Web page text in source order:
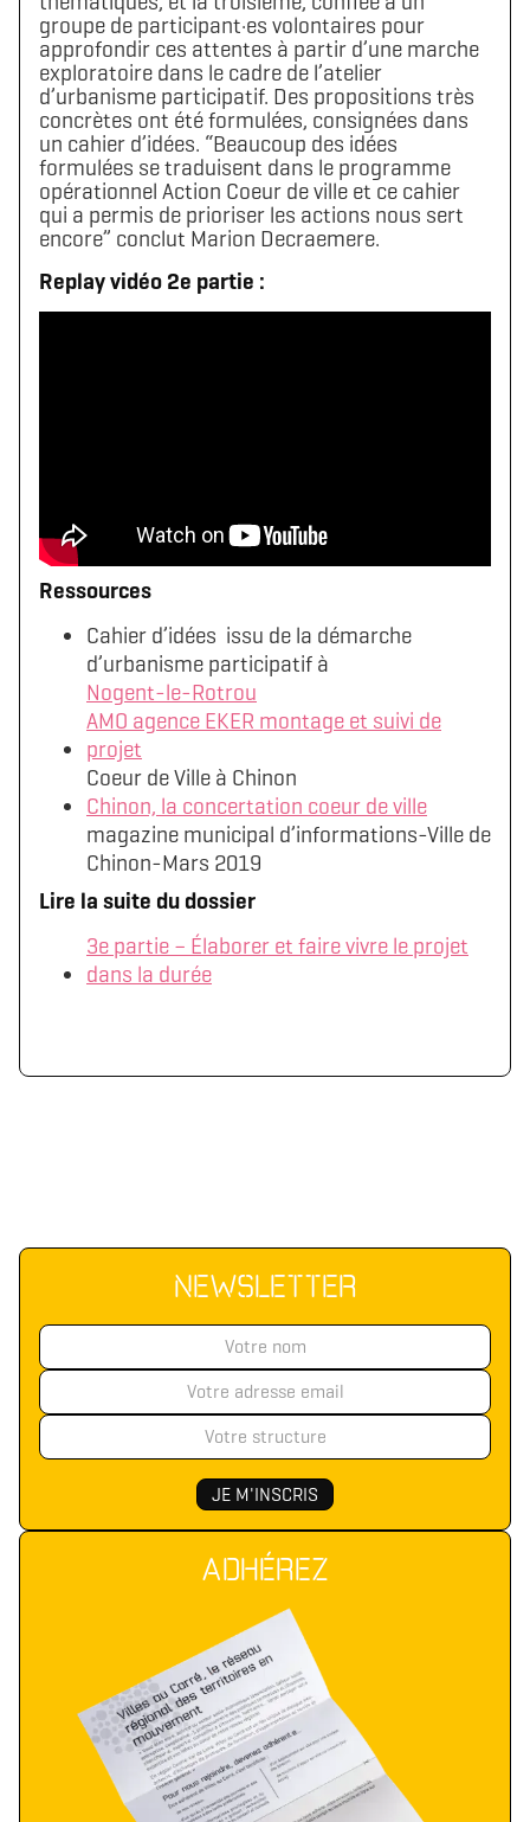
(format .svg)
(format .zip)
groupe de participant·es volontaires pour
approfondir ces attentes à partir d’une marche
exploratoire dans le cadre de l’atelier
d’urbanisme participatif. Des propositions très
concrètes ont été formulées, consignées dans
un cahier d’idées. “Beaucoup des idées
formulées se traduisent dans le programme
opérationnel Action Coeur de ville et ce cahier
qui a permis de prioriser les actions nous sert
encore” conclut Marion Decraemere.
Replay vidéo 2e partie :
Ressources
Cahier d’idées issu de la démarche
d’urbanisme participatif à
Nogent-le-Rotrou
AMO agence EKER montage et suivi de
projet
Coeur de Ville à Chinon
Chinon, la concertation coeur de ville
magazine municipal d’informations-Ville de
Chinon-Mars 2019
Lire la suite du dossier
3e partie – Élaborer et faire vivre le projet
dans la durée
NEWSLETTER
ADHÉREZ